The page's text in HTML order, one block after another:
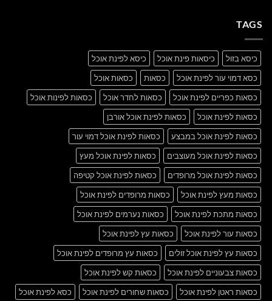
TAGS
כיסא בזול כיסאות פינת אוכל
כיסא לפינת אוכל
כסא דמוי עור לפינת אוכל
כסאות
כסאות אוכל
כסאות כפריים לפינת אוכל
כסאות לחדר אוכל
כסאות לפינות אוכל
כסאות לפינת אוכל
כסאות לפינת אוכל אורבן
כסאות לפינת אוכל במבצע
כסאות לפינת אוכל דמוי עור
כסאות לפינת אוכל מעוצבים
כסאות לפינת אוכל מעץ
כסאות לפינת אוכל מרופדים
כסאות לפינת אוכל קטיפה
כסאות מעץ לפינת אוכל
כסאות מרופדים לפינת אוכל
כסאות מתכת לפינת אוכל
כסאות נערמים לפינת אוכל
כסאות עור לפינת אוכל
כסאות עץ לפינת אוכל
כסאות עץ לפינת אוכל זולים
כסאות עץ מרופדים לפינת אוכל
כסאות צבעוניים לפינת אוכל
כסאות קש לפינת אוכל
כסאות ראטן לפינת אוכל
כסאות שחורים לפינת אוכל
כסא לפינת אוכל